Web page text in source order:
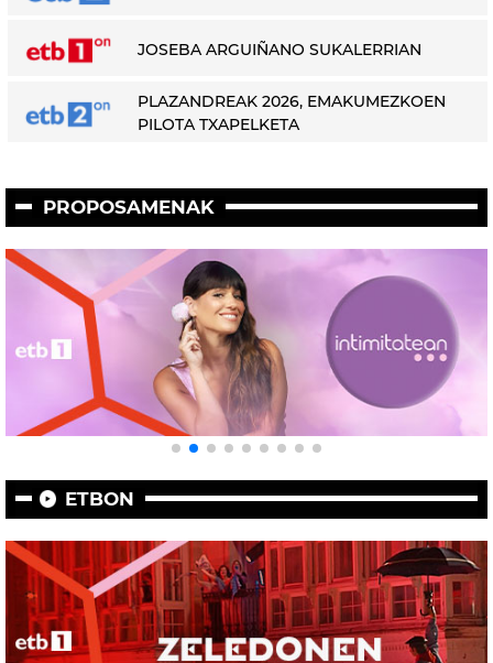
JOSEBA ARGUIÑANO SUKALERRIAN
PLAZANDREAK 2026, EMAKUMEZKOEN
PILOTA TXAPELKETA
PROPOSAMENAK
ETBON